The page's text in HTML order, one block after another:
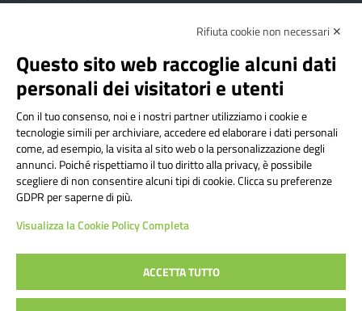
Albo onlinePrivacy Policy
Dichiarazione di accessibilità
Note Legali
Istituto Comprensivo Bricherasio
Via Cesare Bollea n. 3 - 10064 Bricherasio (TO) | P.E.O.:
toic84200d@istruzione.it | P.E.C.:
toic84200d@pec.istruzione.it
Codice Fiscale: 94544620019 | Cod. Meccanografico:
TOIC84200D | Codice IPA: istsc_toic84200d | Codice
Univoco: UFYI9M
Sito web realizzato da AVVALE SPA|Concept & Design by
Rifiuta cookie non necessari ✕
Questo sito web raccoglie alcuni dati
personali dei visitatori e utenti
Con il tuo consenso, noi e i nostri partner utilizziamo i cookie e
tecnologie simili per archiviare, accedere ed elaborare i dati personali
come, ad esempio, la visita al sito web o la personalizzazione degli
annunci. Poiché rispettiamo il tuo diritto alla privacy, è possibile
scegliere di non consentire alcuni tipi di cookie. Clicca su preferenze
GDPR per saperne di più.
Visualizza la Cookie Policy Completa
ACCETTA TUTTO